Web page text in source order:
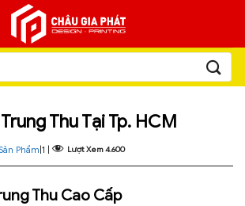
Thu Tại Tp. HCM
Sản Phẩm|1 | Lượt Xem4.600
Thu Cao Cấp